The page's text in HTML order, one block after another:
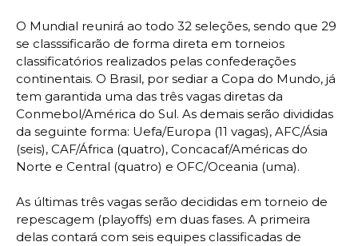
O Mundial reunirá ao todo 32 seleções, sendo que 29
se classsificarão de forma direta em torneios
classificatórios realizados pelas confederações
continentais. O Brasil, por sediar a Copa do Mundo, já
tem garantida uma das três vagas diretas da
Conmebol/América do Sul. As demais serão divididas
da seguinte forma: Uefa/Europa (11 vagas), AFC/Ásia
(seis), CAF/África (quatro), Concacaf/Américas do
Norte e Central (quatro) e OFC/Oceania (uma).
As últimas três vagas serão decididas em torneio de
repescagem (playoffs) em duas fases. A primeira
delas contará com seis equipes classificadas de